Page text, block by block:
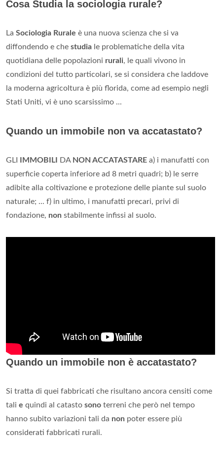
Cosa Studia la sociologia rurale?
La Sociologia Rurale è una nuova scienza che si va
diffondendo e che studia le problematiche della vita
quotidiana delle popolazioni rurali, le quali vivono in
condizioni del tutto particolari, se si considera che laddove
la moderna agricoltura è più florida, come ad esempio negli
Stati Uniti, vi è uno scarsissimo ...
Quando un immobile non va accatastato?
GLI IMMOBILI DA NON ACCATASTARE a) i manufatti con
superficie coperta inferiore ad 8 metri quadri; b) le serre
adibite alla coltivazione e protezione delle piante sul suolo
naturale; ... f) in ultimo, i manufatti precari, privi di
fondazione, non stabilmente infissi al suolo.
Quando un immobile non è accatastato?
Si tratta di quei fabbricati che risultano ancora censiti come
tali e quindi al catasto sono terreni che però nel tempo
hanno subito variazioni tali da non poter essere più
considerati fabbricati rurali.